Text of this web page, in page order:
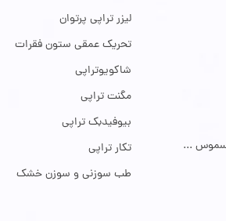
...
لیزر تراپی پرتوان
تحریک عمقی ستون فقرات
شاکویوتراپی
مگنت تراپی
بیوفیدبک تراپی
تکار تراپی
طب سوزنی و سوزن خشک